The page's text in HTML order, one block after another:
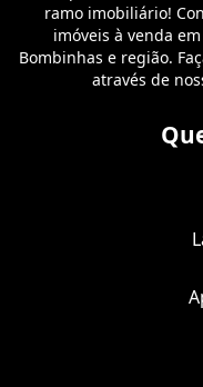
ramo imobiliário!
imóveis à venda
Bombinhas e região.
através de